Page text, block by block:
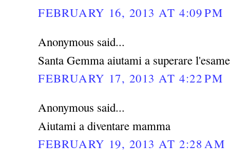
FEBRUARY 16, 2013 AT 4:09 PM
Anonymous said...
Santa Gemma aiutami a superare
FEBRUARY 17, 2013 AT 4:22 PM
Anonymous said...
Aiutami a diventare mamma
FEBRUARY 19, 2013 AT 2:28 AM